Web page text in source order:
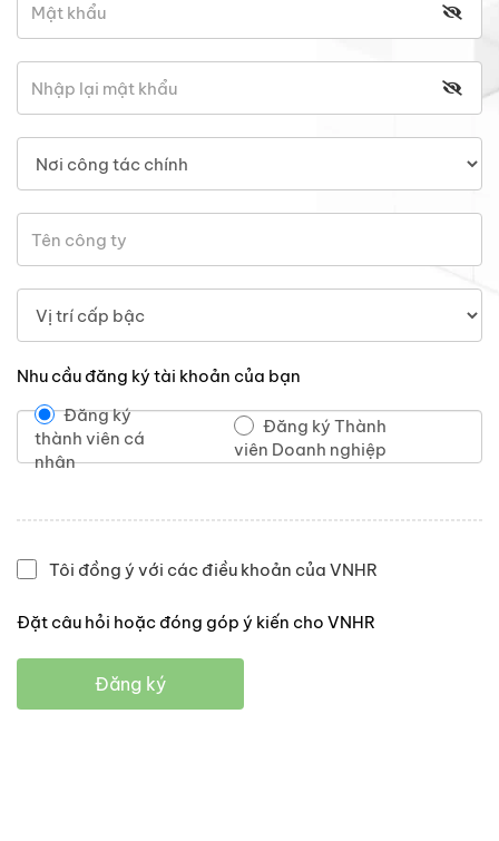
Nhu cầu đăng ký tài khoản của bạn
Đăng ký
thành viên cá
nhân
Đăng ký Thành
viên Doanh nghiệp
Tôi đồng ý với các điều khoản của VNHR
Đặt câu hỏi hoặc đóng góp ý kiến cho VNHR
Đăng ký